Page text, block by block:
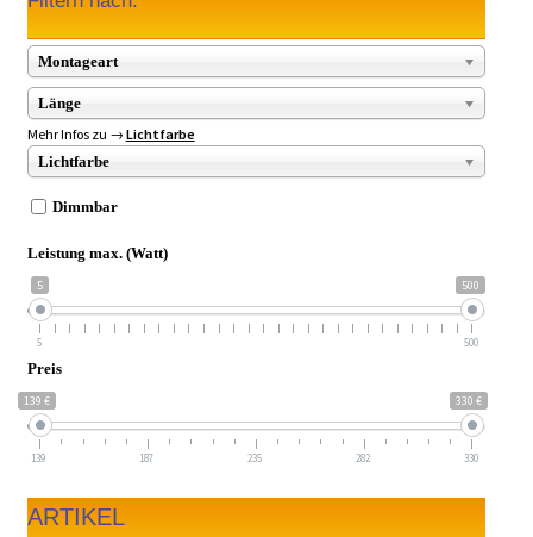
Montageart
Länge
Mehr Infos zu → Lichtfarbe
Lichtfarbe
Dimmbar
Leistung max. (Watt)
5 500
5 500
Preis
139 € 330 €
139 187 235 282 330
ARTIKEL